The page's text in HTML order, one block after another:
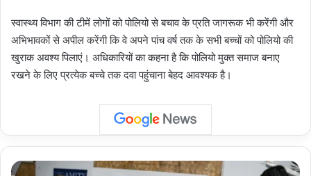
स्वास्थ्य विभाग की टीमें लोगों को पोलियो से बचाव के प्रति जागरूक भी करेंगी और
अभिभावकों से अपील करेंगी कि वे अपने पांच वर्ष तक के सभी बच्चों को पोलियो की
खुराक अवश्य पिलाएं। अधिकारियों का कहना है कि पोलियो मुक्त समाज बनाए
रखने के लिए प्रत्येक बच्चे तक दवा पहुंचाना बेहद आवश्यक है।
Bhutan